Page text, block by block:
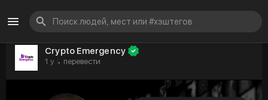
Crypto Emergency
1 y · перевести